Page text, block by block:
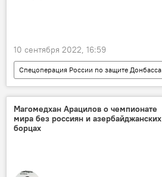
10 сентября 2022, 16:59
Спецоперация России по защите Донбасса
Минобороны РФ
Украина
Беспилотники
Харьков
Запорожье
Артиллерия
Магомедхан Арацилов о чемпионате
мира без россиян и азербайджанских
борцах